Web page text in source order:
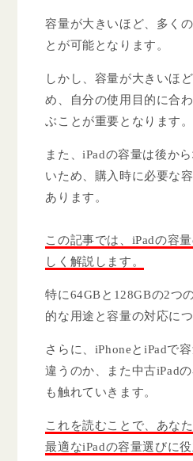
容量が大きいほど、多く
とが可能となります。
しかし、容量が大きいほ
め、自分の使用目的に合
ぶことが重要となります。
また、iPadの容量は後か
いため、購入時に必要な
あります。
この記事では、iPadの容
しく解説します。
特に64GBと128GBの2つ
的な用途と容量の対応に
さらに、iPhoneとiPadで
違うのか、また中古iPad
も触れていきます。
これを読むことで、あな
最適なiPadの容量選びに